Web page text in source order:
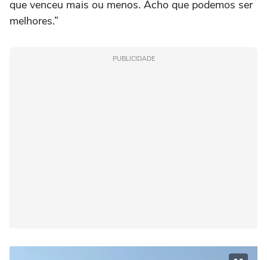
que venceu mais ou menos. Acho que podemos ser
melhores.”
PUBLICIDADE